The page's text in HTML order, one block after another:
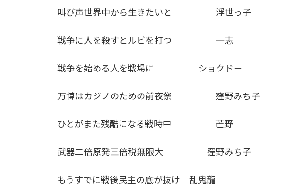
叫び声世界中から生きたいと 浮世っ子
戦争に人を殺すとルビを打つ 一志
戦争を始める人を戦場に ショクドー
万博はカジノのための前夜祭 窪野みち子
ひとがまた残酷になる戦時中 芒野
武器二倍原発三倍税無限大 窪野みち子
もうすでに戦後民主の底が抜け 乱鬼龍